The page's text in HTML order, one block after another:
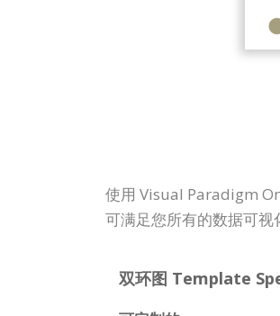
使用 Visual Paradigm
可满足您所有的数据可视
双环图 Template